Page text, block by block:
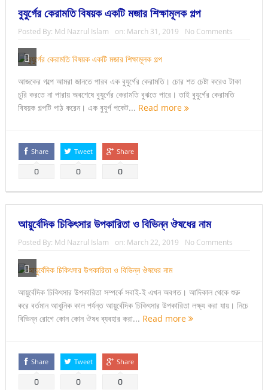
বুযুর্গের কেরামতি বিষয়ক একটি মজার শিক্ষামূলক গল্প
Posted By: Md Nazrul Islam on: March 31, 2019 No Comments
আজকের গল্পে আমরা জানতে পারব এক বুযুর্গের কেরামতি। চোর শত চেষ্টা করেও টাকা
চুরি করতে না পারায় অবশেষে বুযুর্গের কেরামতি বুঝতে পারে। তাই বুযুর্গের কেরামতি
বিষয়ক গল্পটি পাঠ করেন। এক বুযুর্গ পকেট... Read more
Share
0
Tweet
0
Share
0
আয়ুর্বেদিক চিকিৎসার উপকারিতা ও বিভিন্ন ঔষধের নাম
Posted By: Md Nazrul Islam on: March 22, 2019 No Comments
আয়ুর্বেদিক চিকিৎসার উপকারিতা সম্পর্কে সবাই-ই এখন অবগত। আদিকাল থেকে শুরু
করে বর্তমান আধুনিক কাল পর্যন্ত আয়ুর্বেদিক চিকিৎসার উপকারিতা লক্ষ্য করা যায়। নিচে
বিভিন্ন রোগে কোন কোন ঔষধ ব্যবহার করা... Read more
Share
0
Tweet
0
Share
0